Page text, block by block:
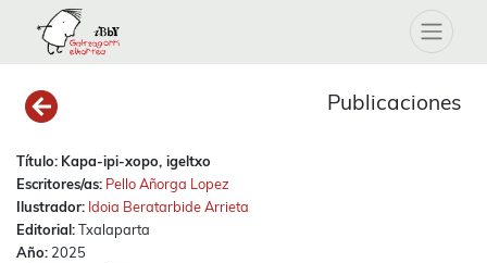
Publicaciones
Título: Kapa-ipi-xopo, igeltxo
Escritores/as: Pello Añorga Lopez
Ilustrador: Idoia Beratarbide Arrieta
Editorial:Txalaparta
Año: 2025